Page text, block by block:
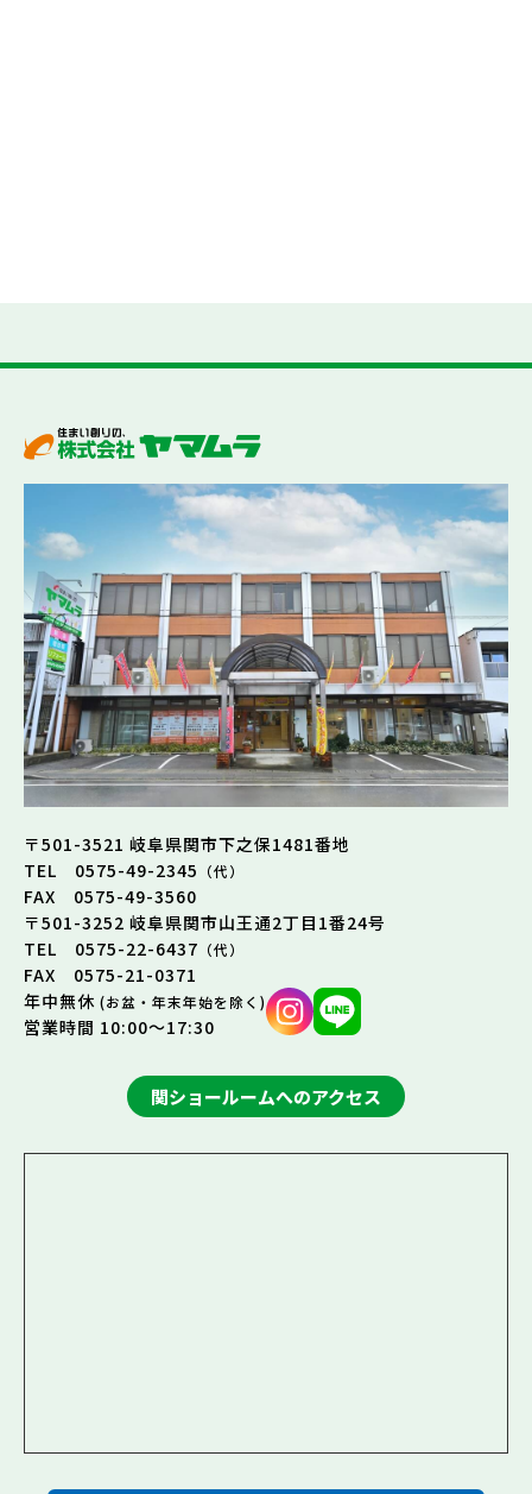
〒501-3521 岐阜県関市下之保1481番地
TEL 0575-49-2345 （代）
FAX 0575-49-3560
〒501-3252 岐阜県関市山王通2丁目1番24号
TEL 0575-22-6437 （代）
FAX 0575-21-0371
年中無休 (お盆・年末年始を除く)
営業時間 10:00～17:30
関ショールームへのアクセス